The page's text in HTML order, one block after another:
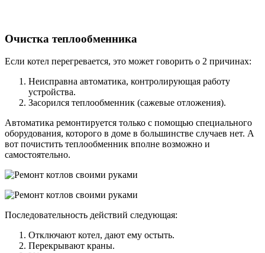
Очистка теплообменника
Если котел перегревается, это может говорить о 2 причинах:
Неисправна автоматика, контролирующая работу
устройства.
Засорился теплообменник (сажевые отложения).
Автоматика ремонтируется только с помощью специального
оборудования, которого в доме в большинстве случаев нет. А
вот почистить теплообменник вполне возможно и
самостоятельно.
Последовательность действий следующая:
Отключают котел, дают ему остыть.
Перекрывают краны.